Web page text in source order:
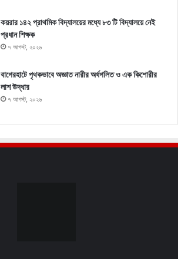
কয়রার ১৪২ প্রাথমিক বিদ্যালয়ের মধ্যে ৮৩ টি বিদ্যালয়ে নেই
প্রধান শিক্ষক
৭ আগস্ট, ২০২৬
বাগেরহাটে পৃথকভাবে অজ্ঞাত নারীর অর্ধগলিত ও এক কিশোরীর
লাশ উদ্ধার
৭ আগস্ট, ২০২৬